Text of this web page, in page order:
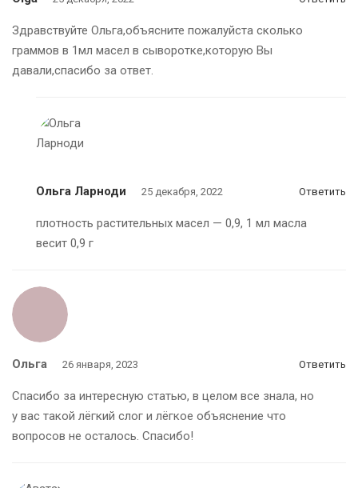
Здравствуйте Ольга,объясните пожалуйста сколько
граммов в 1мл масел в сыворотке,которую Вы
давали,спасибо за ответ.
Ольга Ларноди 25 декабря, 2022 Ответить
плотность растительных масел — 0,9, 1 мл масла
весит 0,9 г
Ольга 26 января, 2023 Ответить
Спасибо за интересную статью, в целом все знала, но
у вас такой лёгкий слог и лёгкое объяснение что
вопросов не осталось. Спасибо!